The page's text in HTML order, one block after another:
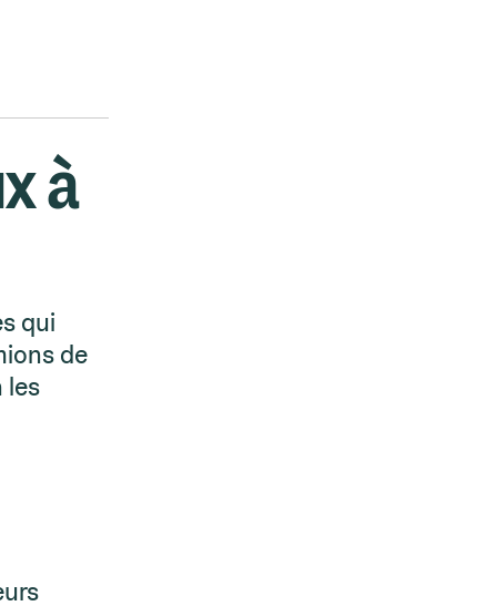
à
qui
de
les